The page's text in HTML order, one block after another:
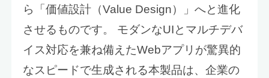
ら「価値設計（Value Design）」へと進化
させるものです。 モダンなUIとマルチデバ
イス対応を兼ね備えたWebアプリが驚異的
なスピードで生成される本製品は、企業の